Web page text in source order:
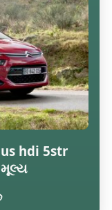
hdi 5str
મૂલ્ય